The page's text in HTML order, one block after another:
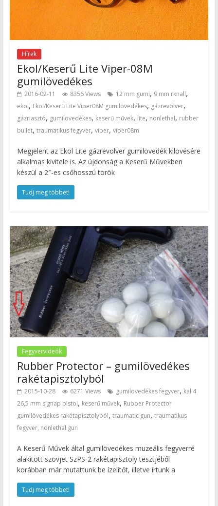
Hírek
Ekol/Keserű Lite Viper-08M
gumilövedékes
2016-02-11 8356 Views 12 mm gumi, 9 mm rknall,
ekol, Ekol/Keserű Lite Viper08M gumilövedékes, gázrevolver,
gázriasztó, gumilövedékes, keserű művek, lite, nonlethal, rubber
bullet, traumatikus fegyver, viper, viper08m
Megjelent az Ekol Lite gázrevolver gumilövedék kilövésére
alkalmas kivitele is. Az újdonság a Keserű Művekben
készül a 2″-es csőhosszú török
Tudj meg többet!
Fegyvervideók
Rubber Protector – gumilövedékes
rakétapisztolyból
2015-10-28 6271 Views gumilövedékes fegyver, kal 4
26,5 mm signap pistol, keserű művek, Rubber Protector
gumilövedékes rakétapisztolyból, traumatic gun, traumatikus
fegyver, nonlethal gun
A Keserű Művek által gumilövedékes muzeális fegyverré
alakított szovjet SzPS-2 rakétapisztoly tesztjéből
korábban már mutattunk be ízelítőt, illetve írtunk a
Tudj meg többet!